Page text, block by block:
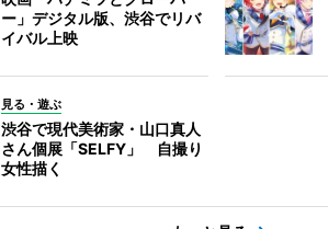
ー」デジタル版、渋谷でリバ
イバル上映
見る・遊ぶ
渋谷で現代美術家・山口真人
さん個展「SELFY」 自撮り
女性描く